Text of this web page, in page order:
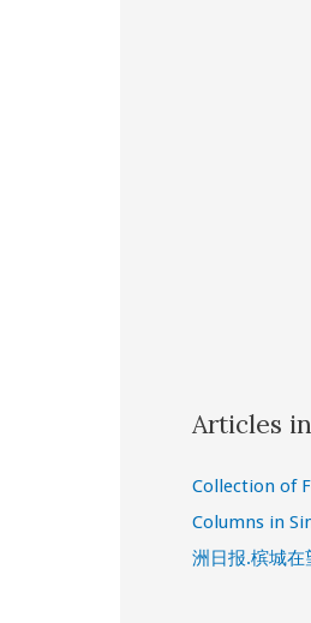
Articles
Collection of
Columns in
洲日报.槟城在